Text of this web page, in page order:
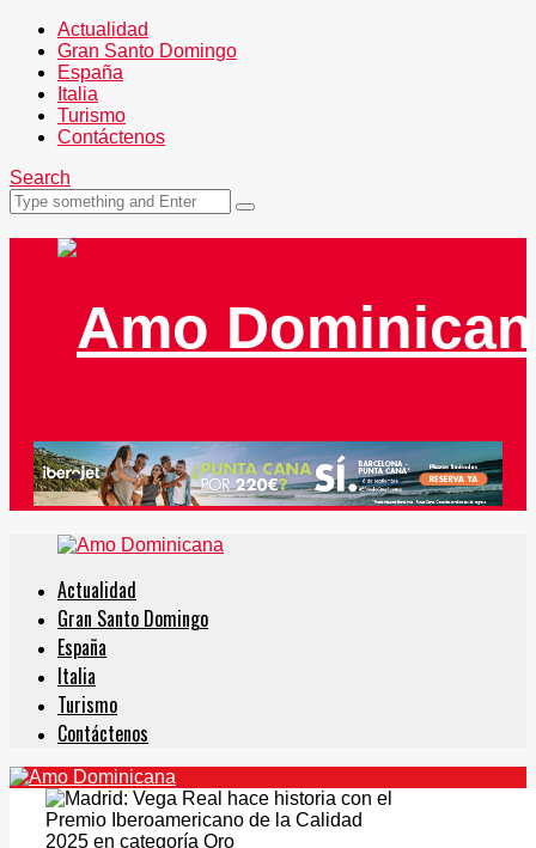
Actualidad
Gran Santo Domingo
España
Italia
Turismo
Contáctenos
Search
Actualidad
Gran Santo Domingo
España
Italia
Turismo
Contáctenos